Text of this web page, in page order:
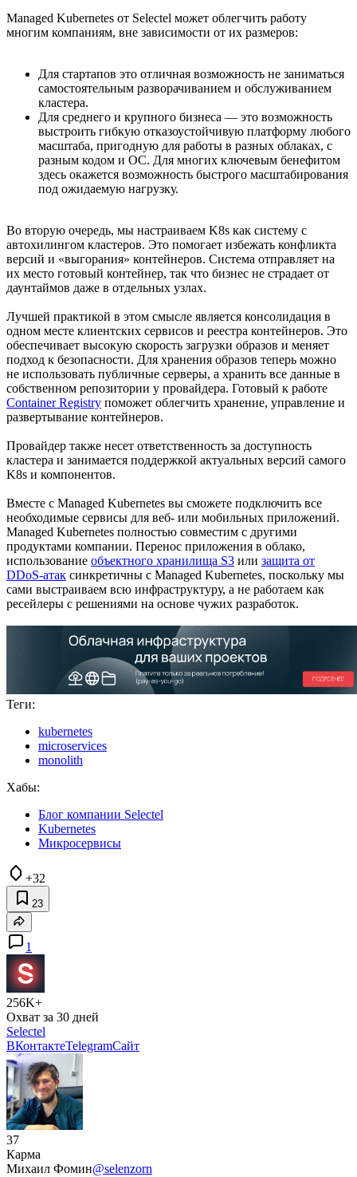
Managed Kubernetes от Selectel может облегчить работу
многим компаниям, вне зависимости от их размеров:
Для стартапов это отличная возможность не заниматься
самостоятельным разворачиванием и обслуживанием
кластера.
Для среднего и крупного бизнеса — это возможность
выстроить гибкую отказоустойчивую платформу любого
масштаба, пригодную для работы в разных облаках, с
разным кодом и ОС. Для многих ключевым бенефитом
здесь окажется возможность быстрого масштабирования
под ожидаемую нагрузку.
Во вторую очередь, мы настраиваем K8s как систему с
автохилингом кластеров. Это помогает избежать конфликта
версий и «выгорания» контейнеров. Система отправляет на
их место готовый контейнер, так что бизнес не страдает от
даунтаймов даже в отдельных узлах.
Лучшей практикой в этом смысле является консолидация в
одном месте клиентских сервисов и реестра контейнеров. Это
обеспечивает высокую скорость загрузки образов и меняет
подход к безопасности. Для хранения образов теперь можно
не использовать публичные серверы, а хранить все данные в
собственном репозитории у провайдера. Готовый к работе
Container Registry поможет облегчить хранение, управление и
развертывание контейнеров.
Провайдер также несет ответственность за доступность
кластера и занимается поддержкой актуальных версий самого
K8s и компонентов.
Вместе с Managed Kubernetes вы сможете подключить все
необходимые сервисы для веб- или мобильных приложений.
Managed Kubernetes полностью совместим с другими
продуктами компании. Перенос приложения в облако,
использование объектного хранилища S3 или защита от
DDoS-атак синкретичны с Managed Kubernetes, поскольку мы
сами выстраиваем всю инфраструктуру, а не работаем как
ресейлеры с решениями на основе чужих разработок.
Теги:
kubernetes
microservices
monolith
Хабы:
Блог компании Selectel
Kubernetes
Микросервисы
+32
23
1
256K+
Охват за 30 дней
Selectel
ВКонтактеTelegramСайт
37
Карма
Михаил Фомин@selenzorn